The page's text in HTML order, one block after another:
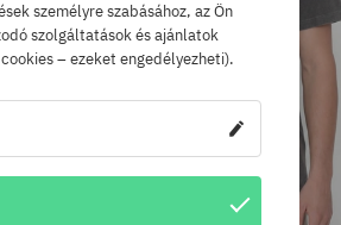
személyre szabásához, az Ön
szolgáltatások és ajánlatok
– ezeket engedélyezheti).